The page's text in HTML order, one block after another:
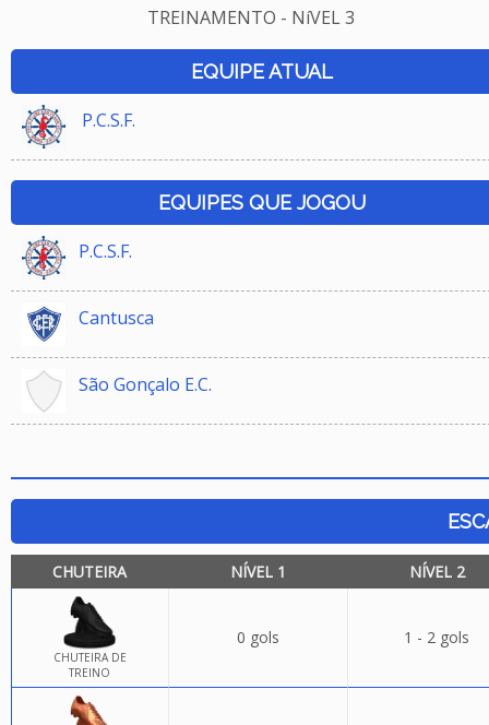
TREINAMENTO - NíVEL 3
EQUIPE ATUAL
P.C.S.F.
EQUIPES QUE JOGOU
P.C.S.F.
Cantusca
São Gonçalo E.C.
CHUTEIRA NÍVEL 1 NÍVEL 2
CHUTEIRA DE
TREINO
0 gols 1 - 2 gols